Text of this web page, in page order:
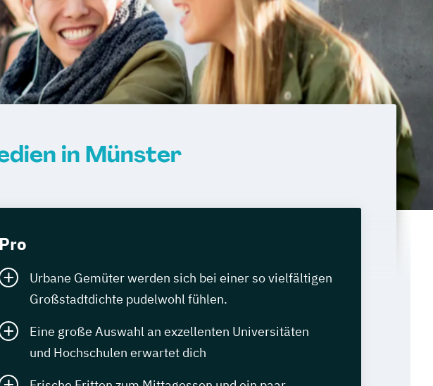
in Münster
Pro
Urbane Gemüter werden sich bei einer so vielfältigen
Großstadtdichte pudelwohl fühlen.
Eine große Auswahl an exzellenten Universitäten
und Hochschulen erwartet dich